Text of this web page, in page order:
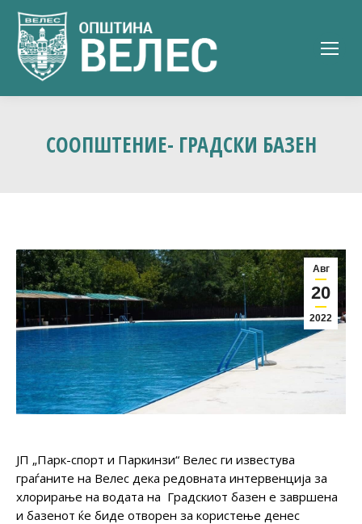
СООПШТЕНИЕ- ГРАДСКИ БАЗЕН
Авг
20
2022
ЈП „Парк-спорт и Паркинзи“ Велес ги известува
граѓаните на Велес дека редовната интервенција за
хлорирање на водата на Градскиот базен е завршена
и базенот ќе биде отворен за користење денес